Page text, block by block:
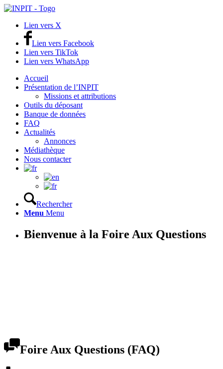
Lien vers X
Lien vers Facebook
Lien vers TikTok
Lien vers WhatsApp
Accueil
Présentation de l’INPIT
Missions et attributions
Outils du déposant
Banque de données
FAQ
Actualités
Annonces
Médiathèque
Nous contacter
Rechercher
Menu Menu
Bienvenue à la Foire Aux Questions
Foire Aux Questions (FAQ)